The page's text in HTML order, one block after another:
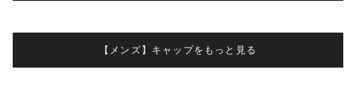
【メンズ】キャップをもっと見る